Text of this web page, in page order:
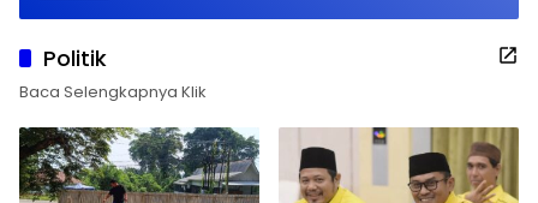
Politik
Baca Selengkapnya Klik